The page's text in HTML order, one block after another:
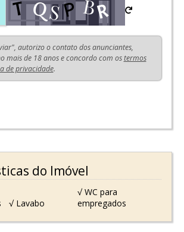
autorizo o contato dos anunciantes,
mais de 18 anos e concordo com ostermos
de privacidade.
do Imóvel
√ Lavabo
√ WC para
empregados